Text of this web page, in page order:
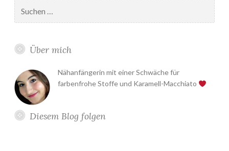
nach:
Über mich
Nähanfängerin mit einer Schwäche für
farbenfrohe Stoffe und Karamell-Macchiato
Diesem Blog folgen